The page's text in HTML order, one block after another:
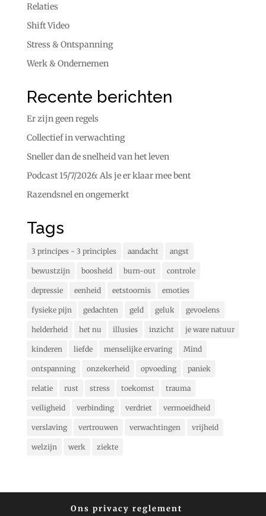
Relaties
Shift Video
Stress & Ontspanning
Werk & Ondernemen
Recente berichten
Er zijn geen regels
Collectief in verwachting
Sneller dan de snelheid van het leven
Podcast 15/7/2026: Als je er klaar mee bent
Razendsnel en ongemerkt
Tags
3 principes - 3 principles aandacht angst
bewustzijn boosheid burn-out controle
depressie eenheid eetstoornis emoties
fysieke pijn gedachten geld geluk gevoelens
helderheid het nu illusies inzicht je ware natuur
kinderen liefde menselijke ervaring Mind
ontspanning onzekerheid opvoeding paniek
relatie rust stress toekomst trauma
veiligheid verbinding verdriet vermoeidheid
verslaving vertrouwen verwachtingen vrijheid
welzijn werk ziekte
Ons privacy reglement